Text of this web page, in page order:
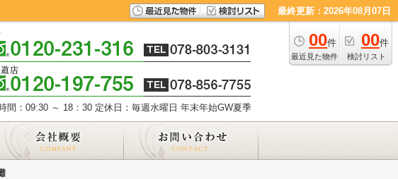
最終更新：2026年08月07日
00件
最近見た物件
00件
検討リスト
間：09:30 ～ 18：30 定休日：毎週水曜日 年末年始GW夏季